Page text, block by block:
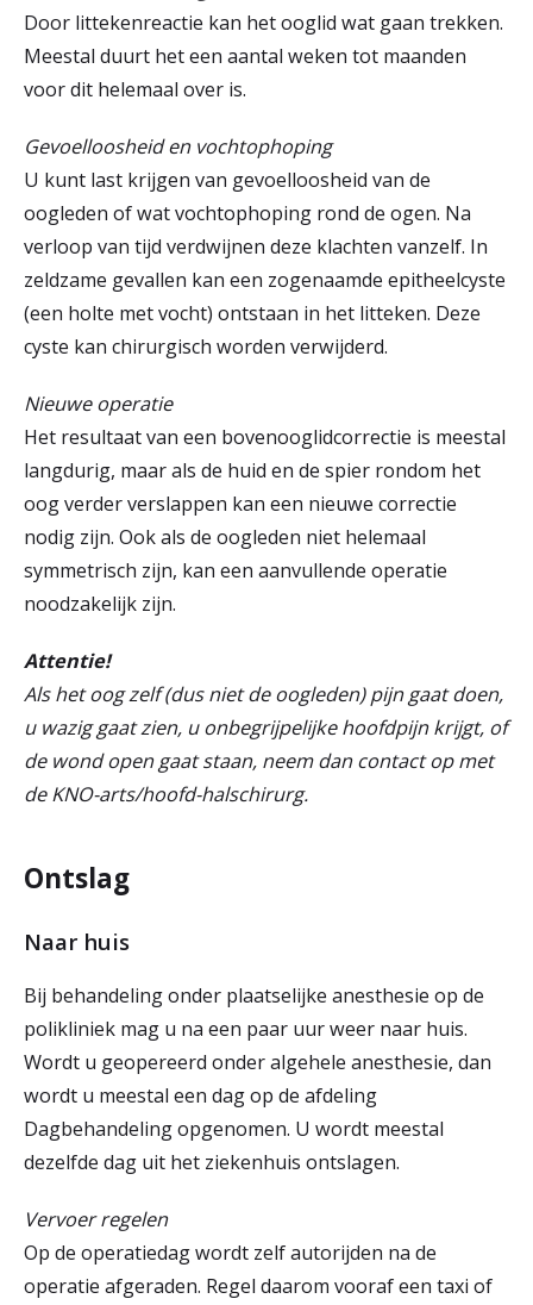
Door littekenreactie kan het ooglid wat gaan trekken.
Meestal duurt het een aantal weken tot maanden
voor dit helemaal over is.
Gevoelloosheid en vochtophoping
U kunt last krijgen van gevoelloosheid van de
oogleden of wat vochtophoping rond de ogen. Na
verloop van tijd verdwijnen deze klachten vanzelf. In
zeldzame gevallen kan een zogenaamde epitheelcyste
(een holte met vocht) ontstaan in het litteken. Deze
cyste kan chirurgisch worden verwijderd.
Nieuwe operatie
Het resultaat van een bovenooglidcorrectie is meestal
langdurig, maar als de huid en de spier rondom het
oog verder verslappen kan een nieuwe correctie
nodig zijn. Ook als de oogleden niet helemaal
symmetrisch zijn, kan een aanvullende operatie
noodzakelijk zijn.
Attentie!
Als het oog zelf (dus niet de oogleden) pijn gaat doen,
u wazig gaat zien, u onbegrijpelijke hoofdpijn krijgt, of
de wond open gaat staan, neem dan contact op met
de KNO-arts/hoofd-halschirurg.
Ontslag
Naar huis
Bij behandeling onder plaatselijke anesthesie op de
polikliniek mag u na een paar uur weer naar huis.
Wordt u geopereerd onder algehele anesthesie, dan
wordt u meestal een dag op de afdeling
Dagbehandeling opgenomen. U wordt meestal
dezelfde dag uit het ziekenhuis ontslagen.
Vervoer regelen
Op de operatiedag wordt zelf autorijden na de
operatie afgeraden. Regel daarom vooraf een taxi of